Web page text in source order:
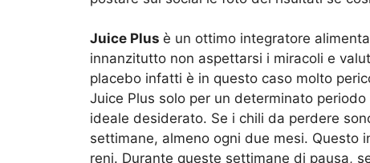
Juice Plus è un ottimo integratore
innanzitutto non aspettarsi i miracoli e
placebo infatti è in questo caso molto
Juice Plus solo per un determinato
ideale desiderato. Se i chili da perdere
settimane, almeno ogni due mesi. Questo
reni. Durante queste settimane di pausa,